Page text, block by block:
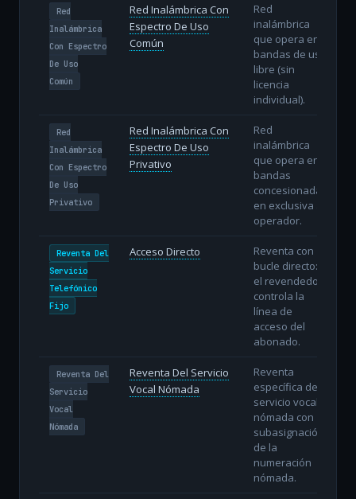
Red
Inalámbrica
Con Espectro
De Uso
Común
Red Inalámbrica Con
Espectro De Uso
Común
Red
inalámbrica
que opera en
bandas de uso
libre (sin
licencia
individual).
Red
Inalámbrica
Con Espectro
De Uso
Privativo
Red Inalámbrica Con
Espectro De Uso
Privativo
Red
inalámbrica
que opera en
bandas
concesionadas
en exclusiva al
operador.
Reventa Del
Servicio
Telefónico
Fijo
Acceso Directo
Reventa con
bucle directo:
el revendedor
controla la
línea de
acceso del
abonado.
Reventa Del
Servicio
Vocal
Nómada
Reventa Del Servicio
Vocal Nómada
Reventa
específica del
servicio vocal
nómada con
subasignación
de la
numeración
nómada.